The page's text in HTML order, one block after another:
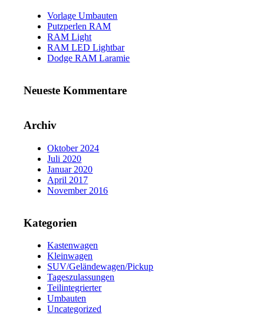
Vorlage Umbauten
Putzperlen RAM
RAM Light
RAM LED Lightbar
Dodge RAM Laramie
Neueste Kommentare
Archiv
Oktober 2024
Juli 2020
Januar 2020
April 2017
November 2016
Kategorien
Kastenwagen
Kleinwagen
SUV/Geländewagen/Pickup
Tageszulassungen
Teilintegrierter
Umbauten
Uncategorized